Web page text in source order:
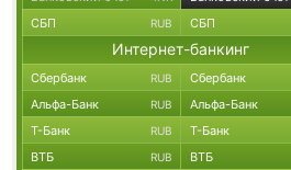
СБП RUB СБП
Интернет-банкинг
Сбербанк RUB Сбербанк
Альфа-Банк RUB Альфа-Банк
Т-Банк RUB Т-Банк
ВТБ RUB ВТБ